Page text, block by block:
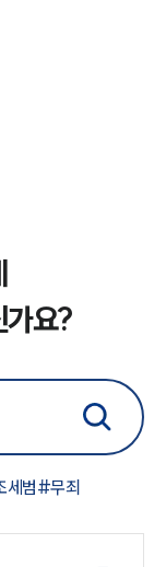
가요?
세범#무죄